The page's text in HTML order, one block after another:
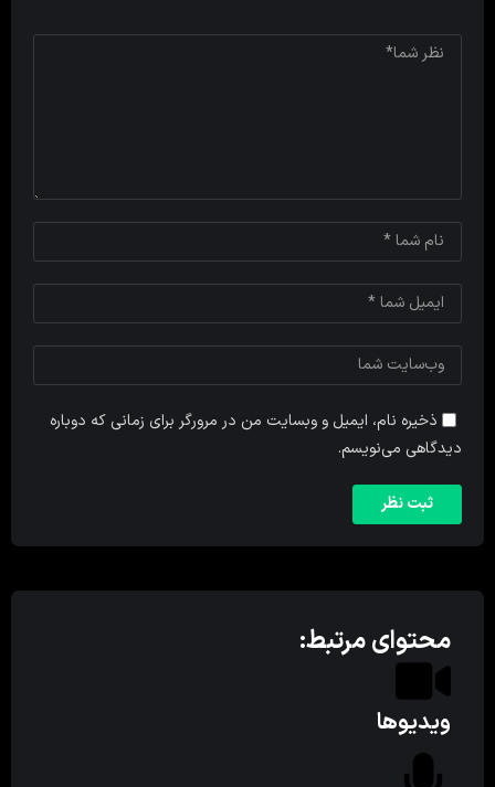
ذخیره نام، ایمیل و وبسایت من در مرورگر برای زمانی که دوباره
دیدگاهی می‌نویسم.
محتوای مرتبط:
ویدیوها